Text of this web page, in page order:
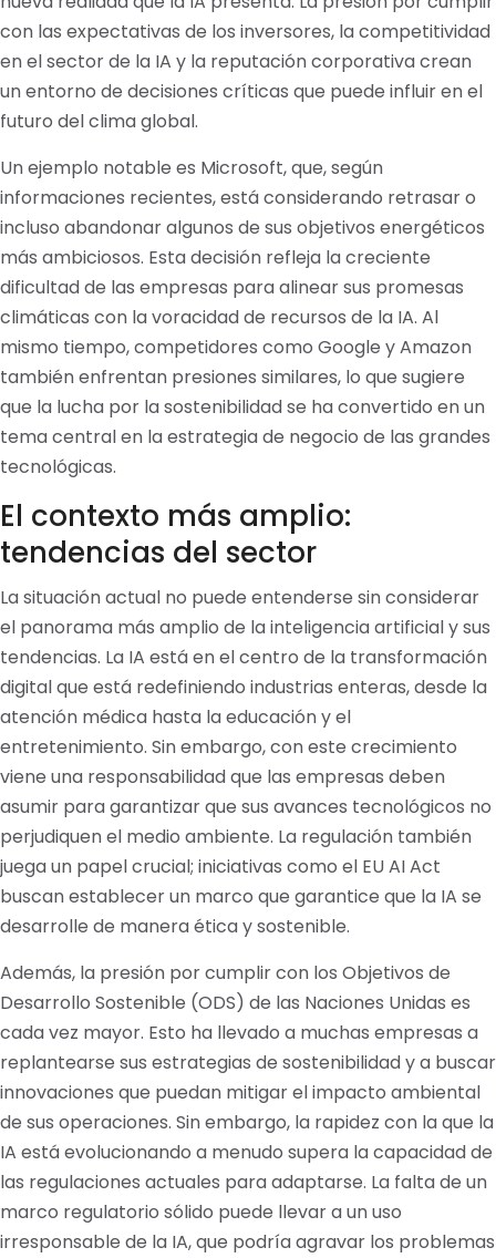
con las expectativas de los inversores, la competitividad
en el sector de la IA y la reputación corporativa crean
un entorno de decisiones críticas que puede influir en el
futuro del clima global.
Un ejemplo notable es Microsoft, que, según
informaciones recientes, está considerando retrasar o
incluso abandonar algunos de sus objetivos energéticos
más ambiciosos. Esta decisión refleja la creciente
dificultad de las empresas para alinear sus promesas
climáticas con la voracidad de recursos de la IA. Al
mismo tiempo, competidores como Google y Amazon
también enfrentan presiones similares, lo que sugiere
que la lucha por la sostenibilidad se ha convertido en un
tema central en la estrategia de negocio de las grandes
tecnológicas.
El contexto más amplio:
tendencias del sector
La situación actual no puede entenderse sin considerar
el panorama más amplio de la inteligencia artificial y sus
tendencias. La IA está en el centro de la transformación
digital que está redefiniendo industrias enteras, desde la
atención médica hasta la educación y el
entretenimiento. Sin embargo, con este crecimiento
viene una responsabilidad que las empresas deben
asumir para garantizar que sus avances tecnológicos no
perjudiquen el medio ambiente. La regulación también
juega un papel crucial; iniciativas como el EU AI Act
buscan establecer un marco que garantice que la IA se
desarrolle de manera ética y sostenible.
Además, la presión por cumplir con los Objetivos de
Desarrollo Sostenible (ODS) de las Naciones Unidas es
cada vez mayor. Esto ha llevado a muchas empresas a
replantearse sus estrategias de sostenibilidad y a buscar
innovaciones que puedan mitigar el impacto ambiental
de sus operaciones. Sin embargo, la rapidez con la que la
IA está evolucionando a menudo supera la capacidad de
las regulaciones actuales para adaptarse. La falta de un
marco regulatorio sólido puede llevar a un uso
irresponsable de la IA, que podría agravar los problemas